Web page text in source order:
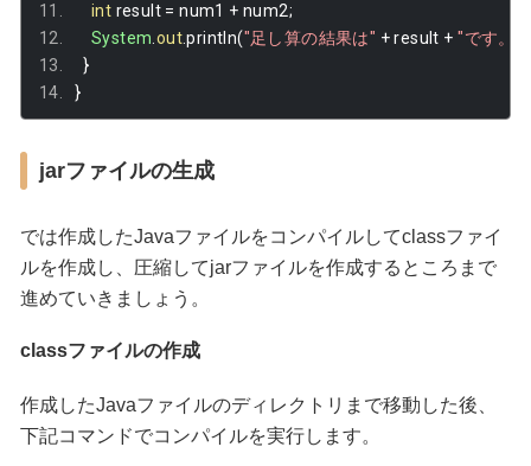
int result = num1 + num2;
System out.println("足し算の結果は" + result + "です。"
}
}
jarファイルの生成
では作成したJavaファイルをコンパイルしてclassファイ
ルを作成し、圧縮してjarファイルを作成するところまで
進めていきましょう。
classファイルの作成
作成したJavaファイルのディレクトリまで移動した後、
下記コマンドでコンパイルを実行します。